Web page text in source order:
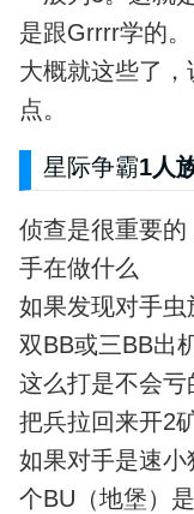
是跟Grrrr学的。
大概就这些了
点。
星际争霸1人
侦查是很重要
手在做什么
如果发现对手
双BB或三BB出
这么打是不会
把兵拉回来开2
如果对手是速
个BU（地堡）